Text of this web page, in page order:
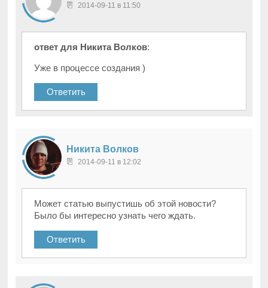
2014-09-11 в 11:50
ответ для Никита Волков:
Уже в процессе создания )
Ответить
Никита Волков
2014-09-11 в 12:02
Может статью выпустишь об этой новости?
Было бы интересно узнать чего ждать.
Ответить